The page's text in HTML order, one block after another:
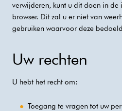
verwijderen, kunt u dit doen in de
browser. Dit zal u er niet van
gebruiken waarvoor deze
Uw rechten
U hebt het recht om:
Toegang te vragen tot uw